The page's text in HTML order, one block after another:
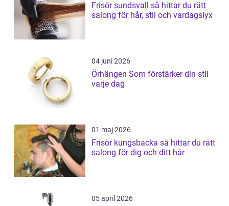
Frisör sundsvall så hittar du rätt
salong för hår, stil och vardagslyx
04 juni 2026
Örhängen Som förstärker din stil
varje dag
01 maj 2026
Frisör kungsbacka så hittar du rätt
salong för dig och ditt hår
05 april 2026